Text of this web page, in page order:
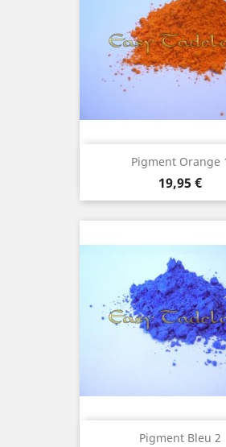
Pigment Orange
Prix
19,95 €
Pigment Bleu 2